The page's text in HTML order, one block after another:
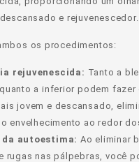
e rejuvenescedor.
os procedimentos:
rejuvenescida: Tanto a
a inferior podem fazer
jovem e descansado,
envelhecimento ao redor
da autoestima: Ao eliminar
rugas nas pálpebras, você